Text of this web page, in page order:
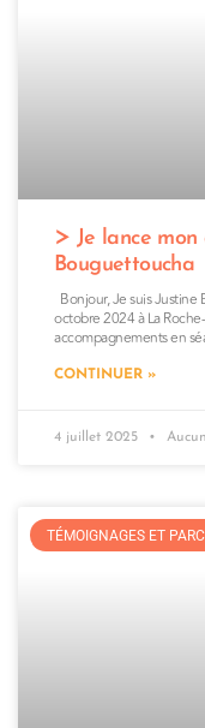
Je lance
Bouguettoucha
Bonjour, Je suis
octobre 2024 à La
accompagnements en
CONTINUER »
4 juillet 2025
TÉMOIGNAGES ET